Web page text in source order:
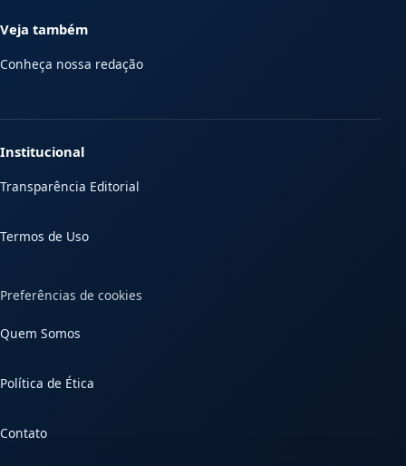
Veja também
Conheça nossa redação
Institucional
Transparência Editorial
Termos de Uso
Preferências de cookies
Quem Somos
Política de Ética
Contato